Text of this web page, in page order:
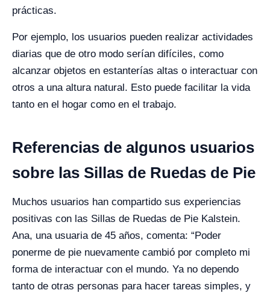
prácticas.
Por ejemplo, los usuarios pueden realizar actividades
diarias que de otro modo serían difíciles, como
alcanzar objetos en estanterías altas o interactuar con
otros a una altura natural. Esto puede facilitar la vida
tanto en el hogar como en el trabajo.
Referencias de algunos usuarios
sobre las Sillas de Ruedas de Pie
Muchos usuarios han compartido sus experiencias
positivas con las Sillas de Ruedas de Pie Kalstein.
Ana, una usuaria de 45 años, comenta: “Poder
ponerme de pie nuevamente cambió por completo mi
forma de interactuar con el mundo. Ya no dependo
tanto de otras personas para hacer tareas simples, y